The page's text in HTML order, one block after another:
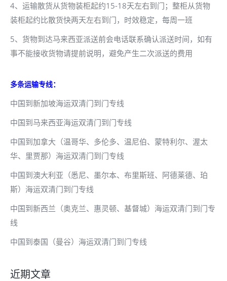
4、运输散货从货物装柜起约15-18天左右到门；整柜从货物
装柜起约比散货快两天左右到门，时效稳定，每周一班
5、货物到达马来西亚派送前会电话联系确认派送时间，如有
事不能接收货物请提前说明，避免产生二次派送的费用
多条运输专线：
中国到新加坡海运双清门到门专线
中国到马来西亚海运双清门到门专线
中国到加拿大（温哥华、多伦多、温尼伯、蒙特利尔、渥太
华、里贾那）海运双清门到门专线
中国到澳大利亚（悉尼、墨尔本、布里斯班、阿德莱德、珀
斯）海运双清门到门专线
中国到新西兰（奥克兰、惠灵顿、基督城）海运双清门到门专
线
中国到泰国（曼谷）海运双清门到门专线
近期文章